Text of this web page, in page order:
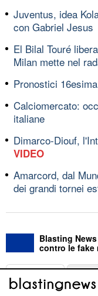
Juventus, idea
con Gabriel Jesus
El Bilal Touré
Milan mette nel
Pronostici
Calciomercato:
italiane
Dimarco-Diouf,
VIDEO
Amarcord, dal
dei grandi tornei
Blasting
contro le fake
ABOUT